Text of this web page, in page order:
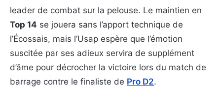
leader de combat sur la pelouse. Le maintien en
Top 14 se jouera sans l’apport technique de
l’Écossais, mais l’Usap espère que l’émotion
suscitée par ses adieux servira de supplément
d’âme pour décrocher la victoire lors du match de
barrage contre le finaliste de Pro D2.